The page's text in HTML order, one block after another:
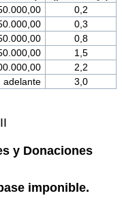
0,2
0,3
0,8
1,5
2,2
adelante 3,0
y Donaciones
imponible.